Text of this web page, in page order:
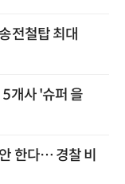
전철탑 최대
개사 '슈퍼 을
한다… 경찰 비